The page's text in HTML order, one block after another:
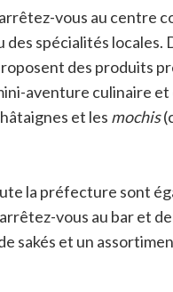
vous au centre
spécialités locales.
des produits
aventure culinaire
et les mochis
la préfecture sont
vous au bar et
sakés et un